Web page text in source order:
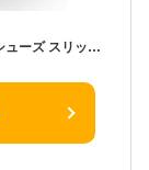
介護シューズ メンズ レディース 靴 コンフォートシューズ スリッポン 黒 ブラック グレー 幅広 4E 軽量 軽い 撥水 室内 外履き 院内シューズ 履きやすい マジックテープ ベルクロ ファスナー アルペジオ 歩ペジオ BMS-1865 BLS-2865 BMS-1872 BLS-2872